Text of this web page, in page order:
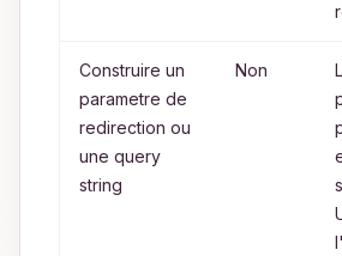
Construire un
parametre de
redirection ou
une query
string
Non